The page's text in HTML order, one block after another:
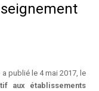
publié le 4 mai 2017, le
aux établissements